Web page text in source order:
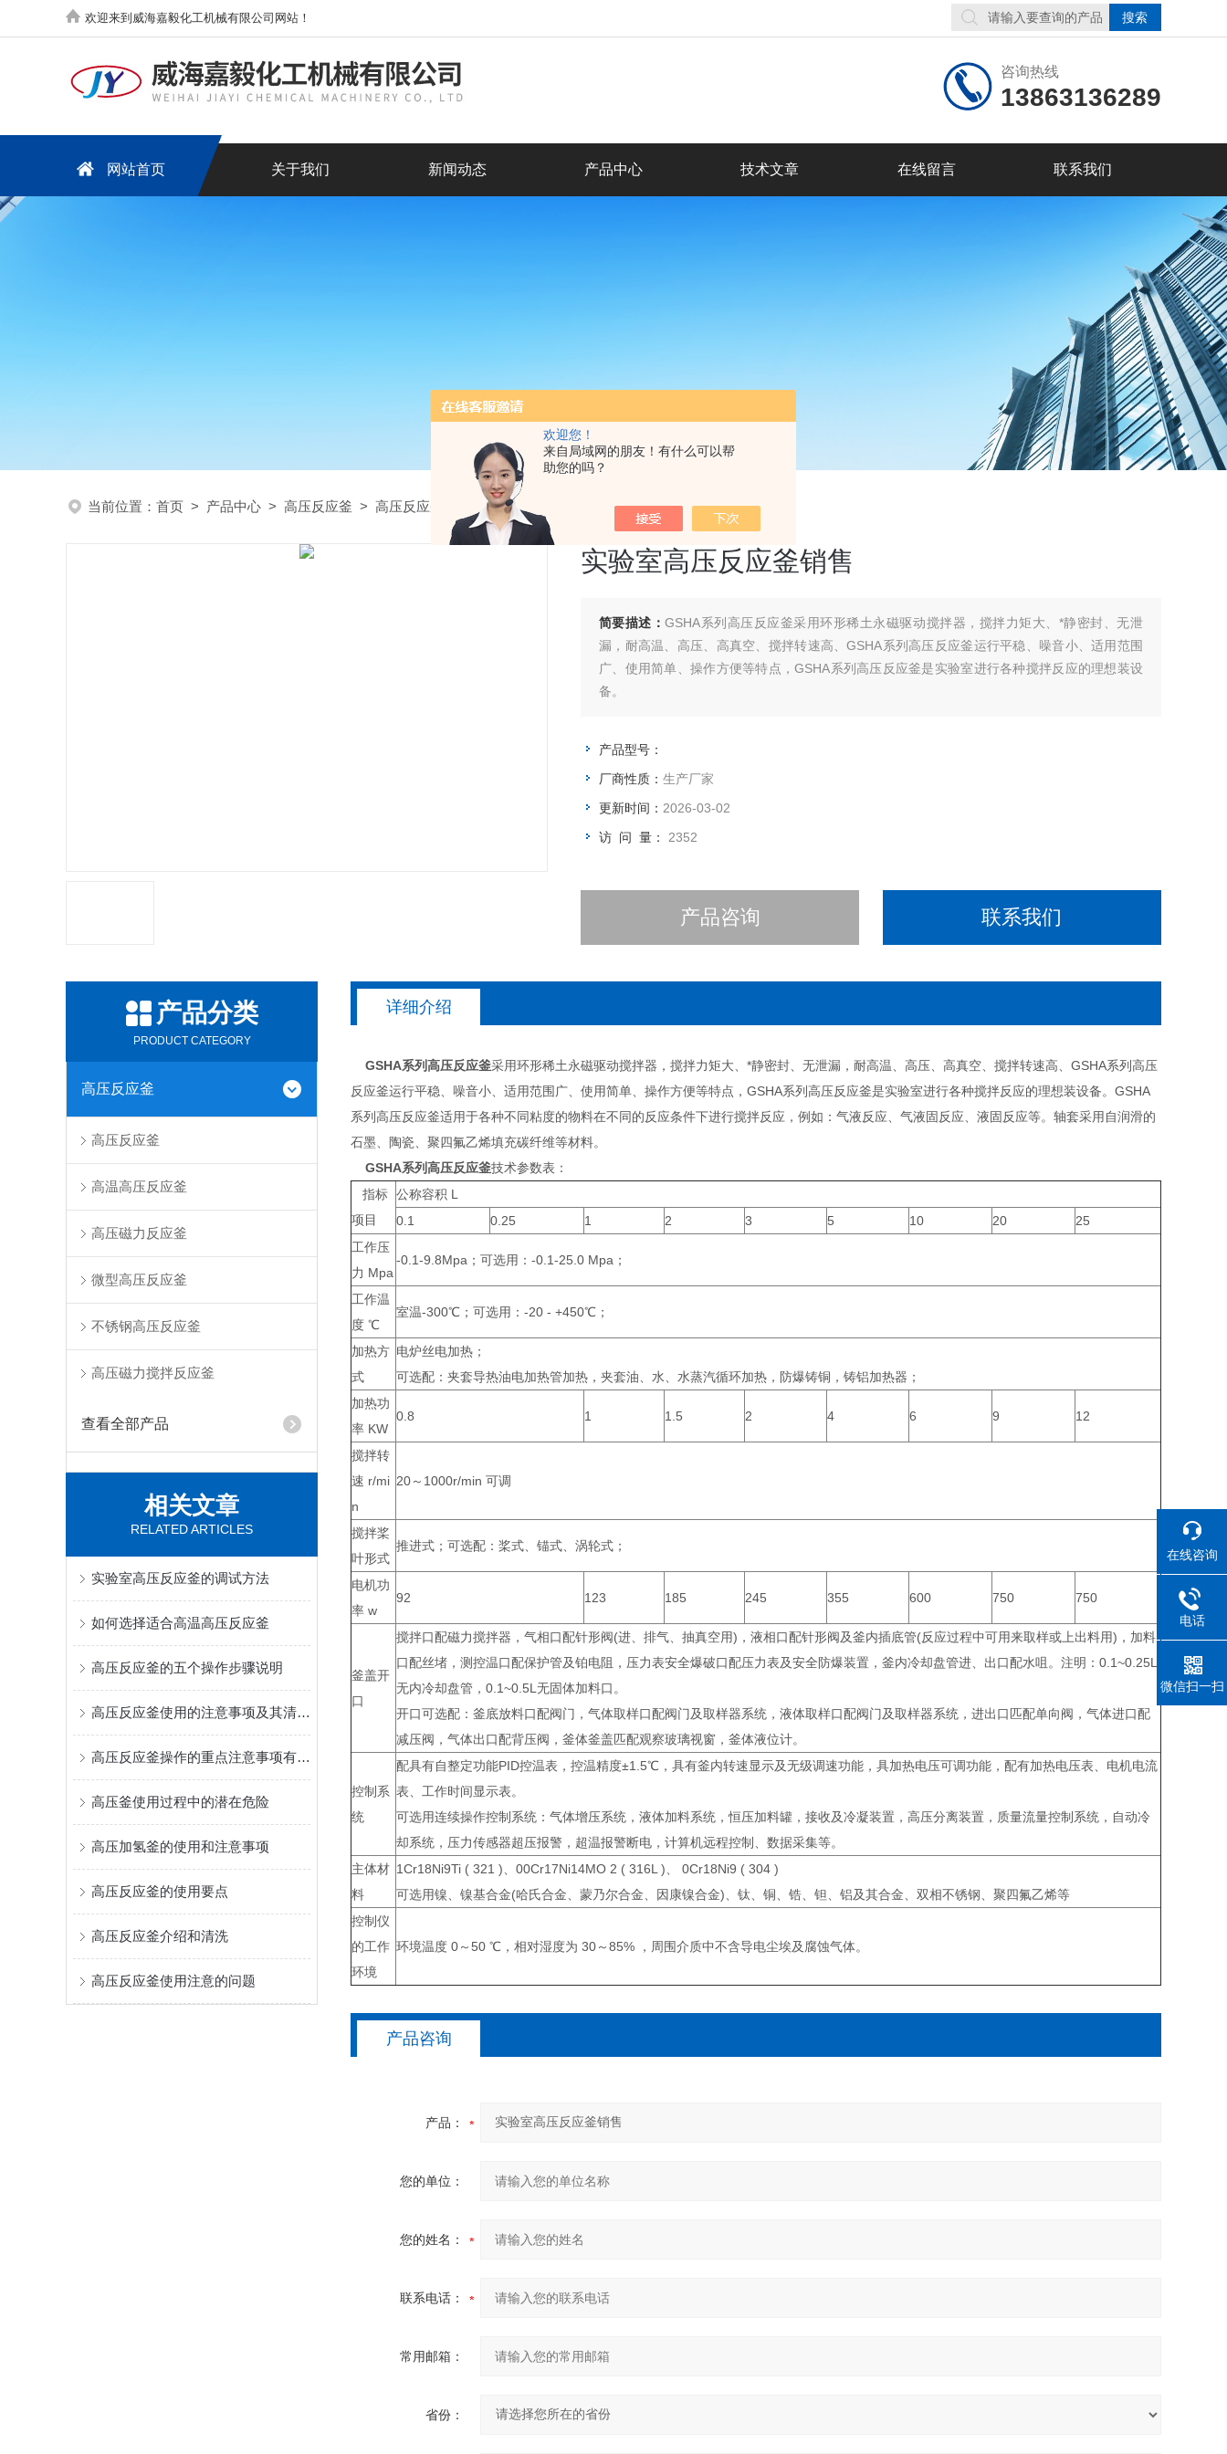
欢迎您！
来自局域网的朋友！有什么可以帮
助您的吗？
欢迎来到威海嘉毅化工机械有限公司网站！
咨询热线
13863136289
网站首页 关于我们 新闻动态 产品中心 技术文章 在线留言 联系我们
当前位置： 首页 > 产品中心 > 高压反应釜 > 高压反应釜 实验室高压反应釜销售
实验室高压反应釜销售
简要描述： GSHA系列高压反应釜采用环形稀土永磁驱动搅拌器，搅拌力矩大、*静密封、无泄
漏，耐高温、高压、高真空、搅拌转速高、GSHA系列高压反应釜运行平稳、噪音小、适用范围
广、使用简单、操作方便等特点，GSHA系列高压反应釜是实验室进行各种搅拌反应的理想装设
备。
产品型号：
厂商性质： 生产厂家
更新时间： 2026-03-02
访 问 量： 2352
产品咨询 联系我们
产品分类
PRODUCT CATEGORY
高压反应釜
高压反应釜
高温高压反应釜
高压磁力反应釜
微型高压反应釜
不锈钢高压反应釜
高压磁力搅拌反应釜
查看全部产品
相关文章
RELATED ARTICLES
实验室高压反应釜的调试方法
如何选择适合高温高压反应釜
高压反应釜的五个操作步骤说明
高压反应釜使用的注意事项及其清洗方法介绍
高压反应釜操作的重点注意事项有哪些？
高压釜使用过程中的潜在危险
高压加氢釜的使用和注意事项
高压反应釜的使用要点
高压反应釜介绍和清洗
高压反应釜使用注意的问题
详细介绍
GSHA系列高压反应釜采用环形稀土永磁驱动搅拌器，搅拌力矩大、*静密封、无泄漏，耐高温、高压、高真空、搅拌转速高、GSHA系列高压
反应釜运行平稳、噪音小、适用范围广、使用简单、操作方便等特点，GSHA系列高压反应釜是实验室进行各种搅拌反应的理想装设备。GSHA
系列高压反应釜适用于各种不同粘度的物料在不同的反应条件下进行搅拌反应，例如：气液反应、气液固反应、液固反应等。轴套采用自润滑的
石墨、陶瓷、聚四氟乙烯填充碳纤维等材料。
GSHA系列高压反应釜技术参数表：
指标
项目
公称容积 L
0.1
0.25 1 2 3 5 10 20
25
工作压
力 Mpa
-0.1-9.8Mpa；可选用：-0.1-25.0 Mpa；
工作温
度 ℃
室温-300℃；可选用：-20 - +450℃；
加热方
式
电炉丝电加热；
可选配：夹套导热油电加热管加热，夹套油、水、水蒸汽循环加热，防爆铸铜，铸铝加热器；
加热功
率 KW
0.8 1 1.5 2 4 6 9 12
搅拌转
速 r/mi
n
20～1000r/min 可调
搅拌桨
叶形式
推进式；可选配：桨式、锚式、涡轮式；
电机功
率 w
92 123 185 245 355 600 750 750
釜盖开
口
搅拌口配磁力搅拌器，气相口配针形阀(进、排气、抽真空用)，液相口配针形阀及釜内插底管(反应过程中可用来取样或上出料用)，加料
口配丝堵，测控温口配保护管及铂电阻，压力表安全爆破口配压力表及安全防爆装置，釜内冷却盘管进、出口配水咀。注明：0.1~0.25L
无内冷却盘管，0.1~0.5L无固体加料口。
开口可选配：釜底放料口配阀门，气体取样口配阀门及取样器系统，液体取样口配阀门及取样器系统，进出口匹配单向阀，气体进口配
减压阀，气体出口配背压阀，釜体釜盖匹配观察玻璃视窗，釜体液位计。
控制系
统
配具有自整定功能PID控温表，控温精度±1.5℃，具有釜内转速显示及无级调速功能，具加热电压可调功能，配有加热电压表、电机电流
表、工作时间显示表。
可选用连续操作控制系统：气体增压系统，液体加料系统，恒压加料罐，接收及冷凝装置，高压分离装置，质量流量控制系统，自动冷
却系统，压力传感器超压报警，超温报警断电，计算机远程控制、数据采集等。
主体材
料
1Cr18Ni9Ti ( 321 )、00Cr17Ni14MO 2 ( 316L )、 0Cr18Ni9 ( 304 )
可选用镍、镍基合金(哈氏合金、蒙乃尔合金、因康镍合金)、钛、铜、锆、钽、铝及其合金、双相不锈钢、聚四氟乙烯等
控制仪
的工作
环境
环境温度 0～50 ℃，相对湿度为 30～85% ，周围介质中不含导电尘埃及腐蚀气体。
产品咨询
产品：
您的单位：
您的姓名：
联系电话：
常用邮箱：
省份：
在线咨询
电话
微信扫一扫